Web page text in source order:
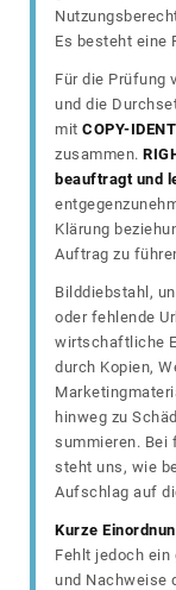
Es besteht eine
Für die Prüfung
und die
mit COPY-
zusammen.
beauftragt und
Klärung
Auftrag zu
Bilddiebstahl,
oder fehlende
wirtschaftliche
durch Kopien,
hinweg zu
summieren. Bei
steht uns, wie
Aufschlag auf
Kurze
Fehlt jedoch
und Nachweise